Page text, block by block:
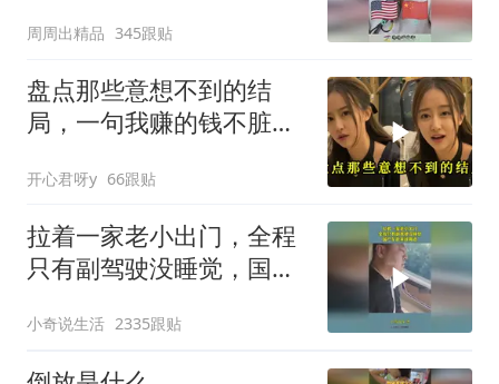
周周出精品 345跟贴
盘点那些意想不到的结
局，一句我赚的钱不脏，
开心君呀y 66跟贴
拉着一家老小出门，全程
只有副驾驶没睡觉，国产
小奇说生活 2335跟贴